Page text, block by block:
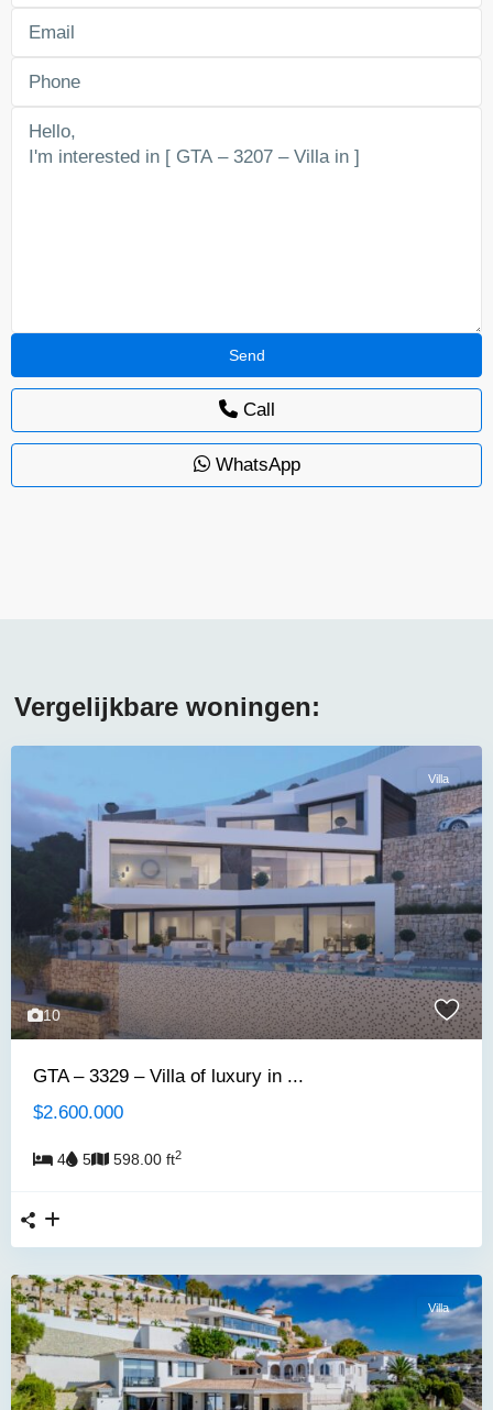
Call
WhatsApp
Vergelijkbare woningen:
10
Villa
GTA – 3329 – Villa of luxury in ...
$2.600.000
4 5 598.00 ft2
Villa